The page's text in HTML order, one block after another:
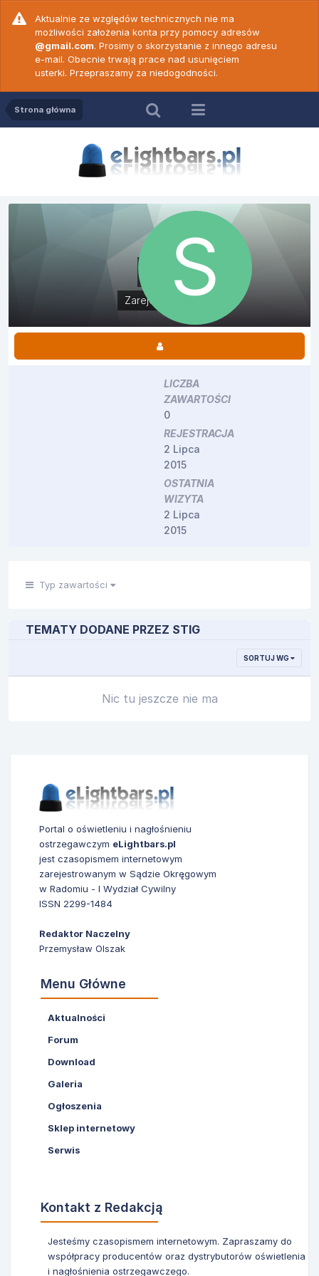
Aktualnie ze względów technicznych nie ma
możliwości założenia konta przy pomocy adresów
@gmail.com. Prosimy o skorzystanie z innego adresu
e-mail. Obecnie trwają prace nad usunięciem
usterki. Przepraszamy za niedogodności.
Strona główna
Zarejestrowani
LICZBA
ZAWARTOŚCI
0
REJESTRACJA
2 Lipca
2015
OSTATNIA
WIZYTA
2 Lipca
2015
Typ zawartości
TEMATY DODANE PRZEZ STIG
SORTUJ WG
Nic tu jeszcze nie ma
Portal o oświetleniu i nagłośnieniu
ostrzegawczym eLightbars.pl
jest czasopismem internetowym
zarejestrowanym w Sądzie Okręgowym
w Radomiu - I Wydział Cywilny
ISSN 2299-1484
Redaktor Naczelny
Przemysław Olszak
Menu Główne
Aktualności
Forum
Download
Galeria
Ogłoszenia
Sklep internetowy
Serwis
Kontakt z Redakcją
Jesteśmy czasopismem internetowym. Zapraszamy do
współpracy producentów oraz dystrybutorów oświetlenia
i nagłośnienia ostrzegawczego.